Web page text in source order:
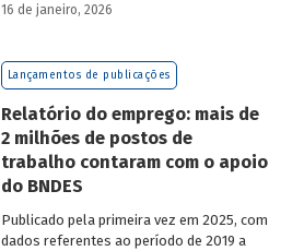
analisa a estratégia de diversificação das
diante dos atuais desafios de
sustentabilidade social, ambiental e
16 de janeiro, 2026
Lançamentos de publicações
Relatório do emprego: mais de
2 milhões de postos de
trabalho contaram com o apoio
do BNDES
Publicado pela primeira vez em 2025, com
dados referentes ao período de 2019 a